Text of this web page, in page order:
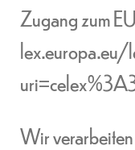
Zugang zum
Wir